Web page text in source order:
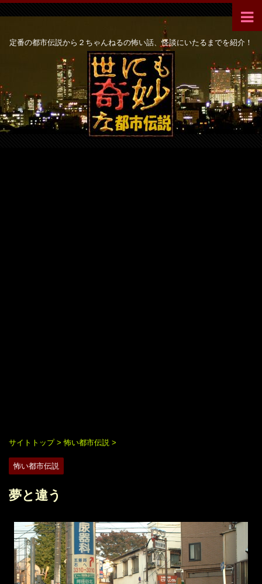
定番の都市伝説から２ちゃんねるの怖い話、怪談にいたるまでを紹介！
サイトトップ> 怖い都市伝説 >
怖い都市伝説
夢と違う